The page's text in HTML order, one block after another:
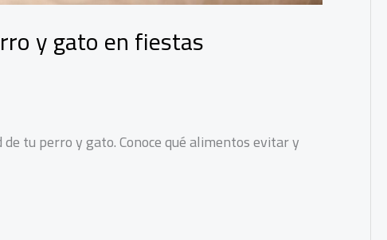
y gato en fiestas
tu perro y gato. Conoce qué alimentos evitar y